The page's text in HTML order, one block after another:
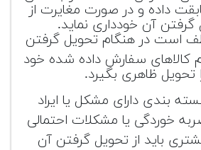
داده و در صورت مغایرت از
گرفتن آن خودداری نماید.
است در هنگام تحویل گرفتن
کالاهای سفارش داده شده خود
تحویل ظاهری بگیرد.
بندی دارای مشکل یا ایراد
خوردگی یا مشکلات احتمالی
باید از تحویل گرفتن آن